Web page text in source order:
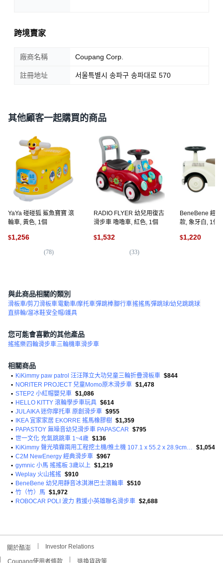
跨境賣家
廠商名稱 Coupang Corp.
註冊地址 서울특별시 송파구 송파대로 570
其他顧客一起購買的商品
YaYa 碰碰狐 鯊魚寶寶 滾
輪車, 黃色, 1個
$1,256
(78)
RADIO FLYER 幼兒用復古
滑步車 嚕嚕車, 紅色, 1個
$1,532
(33)
BeneBene 經
款, 象牙白, 1個
$1,220
與此商品相關的類別
滑板車/剪刀滑板車電動車/摩托車彈跳棒腳行車搖搖馬彈跳球/幼兒跳跳球
直排輪/溜冰鞋安全帽/護具
您可能會喜歡的其他產品
搖搖樂 四輪滑步車三輪機車滑步車
相關商品
• KiKimmy paw patrol 汪汪隊立大功兒童三輪折疊滑板車 $844
• NORITER PROJECT 兒童Momo原木滑步車 $1,478
• STEP2 小紅帽嬰兒車 $1,086
• HELLO KITTY 滾輪學步車玩具 $614
• JULAIKA 迷你摩托車 原創滑步車 $955
•
IKEA 宜家家居 EKORRE 搖馬橡膠樹 $1,359
• PAPASTOY 無噪音幼兒滑步車 PAPASCAR $795
• 世一文化 充氣跳跳車 1~4歲 $136
•
KiKimmy 聲光噴霧兩用工程挖土機/推土機 107.1 x 55.2 x 28.9cm 3.9kg $1,054
• C2M NewEnergy 經典滑步車 $967
• gymnic 小馬 搖搖板 3歲以上 $1,219
• Weplay 火山搖搖 $910
• BeneBene 幼兒用靜音冰淇淋巴士滾輪車 $510
• 竹（竹）馬 $1,972
• ROBOCAR POLI 波力 救援小英雄聯名滑步車 $2,688
關於酷澎 Investor Relations
Coupang使用者條款 退換貨政策